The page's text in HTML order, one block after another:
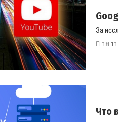
За
Что